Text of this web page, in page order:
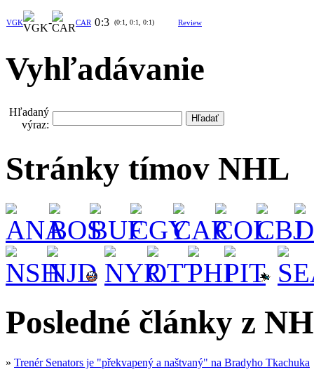
VGK - CAR 0:3 (0:1, 0:1, 0:1) Review
Vyhľadávanie
Hľadaný
výraz:
Stránky tímov NHL
Posledné články z
» Trenér Senators je "překvapený a naštvaný" na Bradyho Tkachuka